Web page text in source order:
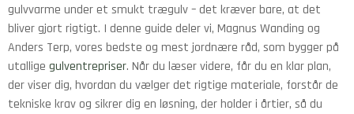
gulvvarme under et smukt trægulv – det kræver bare, at det
bliver gjort rigtigt. I denne guide deler vi, Magnus Wanding og
Anders Terp, vores bedste og mest jordnære råd, som bygger på
utallige gulventrepriser. Når du læser videre, får du en klar plan,
der viser dig, hvordan du vælger det rigtige materiale, forstår de
tekniske krav og sikrer dig en løsning, der holder i årtier, så du